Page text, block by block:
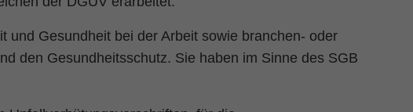
und Gesundheit bei der Arbeit sowie branchen- oder
den Gesundheitsschutz. Sie haben im Sinne des SGB
Cookie